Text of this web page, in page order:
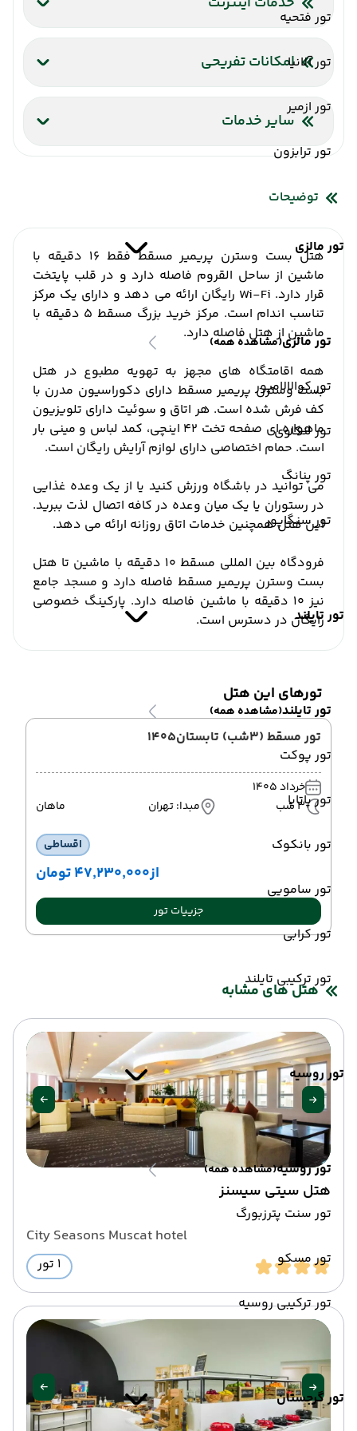
تور فتحیه
تور آلانیا
تور ازمیر
تور ترابزون
تور مالزی
تور مالزی(مشاهده همه)
تور کوالالامپور
تور لنکاوی
تور پنانگ
تور سنگاپور
تور تایلند
تور تایلند(مشاهده همه)
تور پوکت
تور پاتایا
تور بانکوک
تور سامویی
تور کرابی
تور ترکیبی تایلند
تور روسیه
تور روسیه(مشاهده همه)
تور سنت پترزبورگ
تور مسکو
تور ترکیبی روسیه
تور گرجستان
اینترنت بیسیم رایگان در لابی
اینترنت بیسیم رایگان در اتاقها
امکانات تفریحی
سالن ماساژ
سایر خدمات
آسانسور
توضیحات
هتل بست وسترن پریمیر مسقط فقط 16 دقیقه با
ماشین از ساحل القروم فاصله دارد و در قلب پایتخت
قرار دارد. Wi-Fi رایگان ارائه می دهد و دارای یک مرکز
تناسب اندام است. مرکز خرید بزرگ مسقط 5 دقیقه با
ماشین از هتل فاصله دارد.
همه اقامتگاه های مجهز به تهویه مطبوع در هتل
بست وسترن پریمیر مسقط دارای دکوراسیون مدرن با
کف فرش شده است. هر اتاق و سوئیت دارای تلویزیون
ماهواره ای صفحه تخت 42 اینچی، کمد لباس و مینی بار
است. حمام اختصاصی دارای لوازم آرایش رایگان است.
می توانید در باشگاه ورزش کنید یا از یک وعده غذایی
در رستوران یا یک میان وعده در کافه اتصال لذت ببرید.
این هتل همچنین خدمات اتاق روزانه ارائه می دهد.
فرودگاه بین المللی مسقط 10 دقیقه با ماشین تا هتل
بست وسترن پریمیر مسقط فاصله دارد و مسجد جامع
نیز 10 دقیقه با ماشین فاصله دارد. پارکینگ خصوصی
رایگان در دسترس است.
تورهای این هتل
تور مسقط (3شب) تابستان1405
خرداد 1405
3 شب
مبدا: تهران ماهان
اقساطی
از۴۷٬۲۳۰٬۰۰۰ تومان
جزییات تور
هتل های مشابه
هتل سیتی سیسنز
City Seasons Muscat hotel
1 تور